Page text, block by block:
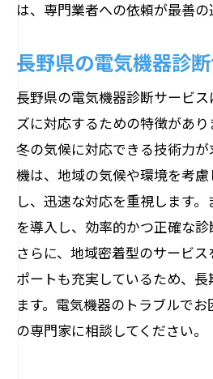
は、専門業者への依頼が最善の
長野県の電気機器診
長野県の電気機器診断サービ
ズに対応するための特徴があ
冬の気候に対応できる技術力
機は、地域の気候や環境を考
し、迅速な対応を重視します
を導入し、効率的かつ正確な診
さらに、地域密着型のサービ
ポートも充実しているため、
ます。電気機器のトラブルで
の専門家に相談してください。